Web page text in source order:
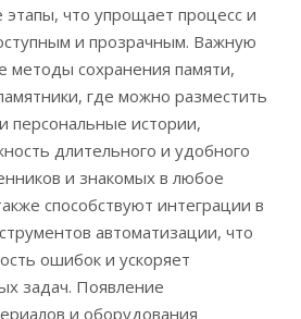
этапы, что упрощает процесс и
и прозрачным. Важную
методы сохранения памяти,
где можно разместить
персональные истории,
длительного и удобного
и знакомых в любое
способствуют интеграции в
автоматизации, что
ошибок и ускоряет
задач. Появление
и оборудования